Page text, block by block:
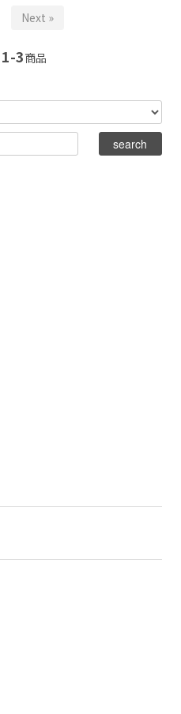
Next »
1-3商品